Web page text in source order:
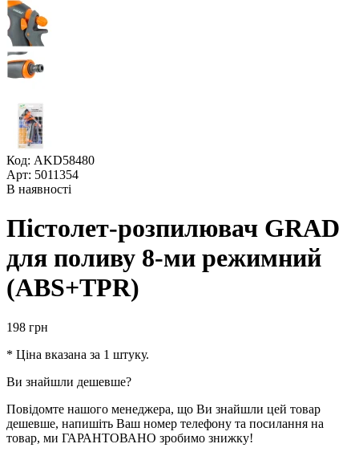
Код: AKD58480
Арт: 5011354
В наявності
Пістолет-розпилювач GRAD
для поливу 8-ми режимний
(ABS+TPR)
198 грн
* Ціна вказана за 1 штуку.
Ви знайшли дешевше?
Повідомте нашого менеджера, що Ви знайшли цей товар
дешевше, напишіть Ваш номер телефону та посилання на
товар, ми ГАРАНТОВАНО зробимо знижку!